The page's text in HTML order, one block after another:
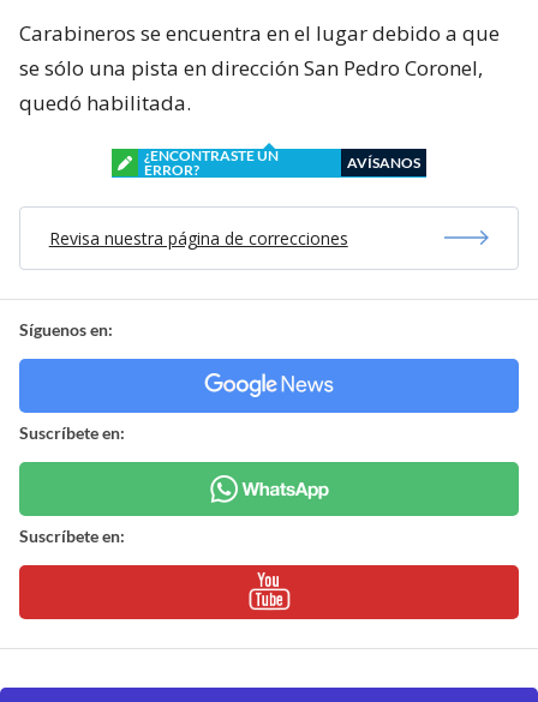
Carabineros se encuentra en el lugar debido a que
se sólo una pista en dirección San Pedro Coronel,
quedó habilitada.
¿ENCONTRASTE UN
ERROR?
AVÍSANOS
Revisa nuestra página de correcciones
Síguenos en:
Suscríbete en:
Suscríbete en: